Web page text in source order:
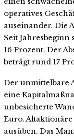
operatives
auseinander. Die
Seit
16 Prozent. Der
beträgt rund 17
Der unmittelbare
eine
unbesicherte
Euro.
ausüben. Das